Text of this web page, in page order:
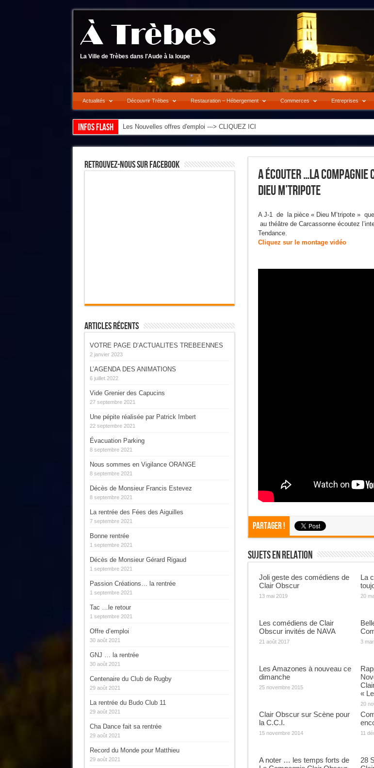
La Ville de Trèbes dans l'Aude à la loupe
Actualités Découvrir Trèbes Restauration – Hébergement Commerces Entreprises
Infos flash Les Nouvelles offres d'emploi ---> CLIQUEZ ICI
A Écouter …La Compagnie
Dieu M’tripote
A J-1 de la pièce « Dieu M’tripote »
au théâtre de Carcassonne écoutez
Tendance.
Cliquez sur le montage vidéo
Partager !
Sujets En Relation
Joli geste des comédiens de
Clair Obscur
13 mai 2019
La
20
Les comédiens de Clair
Obscur invités de NAVA
21 août 2017 3
Les Amazones à nouveau ce
dimanche
25 novembre 2015
«
20
Clair Obscur sur Scène pour
la C.C.I.
15 novembre 2014 11
A noter … les temps forts de
28
Retrouvez-Nous Sur Facebook
Articles Récents
VOTRE PAGE D’ACTUALITES TREBEENNES
2 janvier 2023
L’AGENDA DES ANIMATIONS
6 juillet 2022
Vide Grenier des Capucins
27 septembre 2021
Une pépite réalisée par Patrick Imbert
22 septembre 2021
Évacuation Parking
8 septembre 2021
Nous sommes en Vigilance ORANGE
8 septembre 2021
Décès de Monsieur Francis Estevez
8 septembre 2021
La rentrée des Fées des Aiguilles
7 septembre 2021
Bonne rentrée
1 septembre 2021
Décès de Monsieur Gérard Rigaud
1 septembre 2021
Passion Créations… la rentrée
1 septembre 2021
Tac …le retour
1 septembre 2021
Offre d’emploi
30 août 2021
GNJ … la rentrée
30 août 2021
Centenaire du Club de Rugby
29 août 2021
La rentrée du Budo Club 11
29 août 2021
Cha Dance fait sa rentrée
29 août 2021
Record du Monde pour Matthieu
29 août 2021